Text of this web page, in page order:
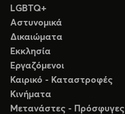
LGBTQ+
Αστυνομικά
Δικαιώματα
Εκκλησία
Εργαζόμενοι
Καιρικό - Καταστροφές
Κινήματα
Μετανάστες - Πρόσφυγες